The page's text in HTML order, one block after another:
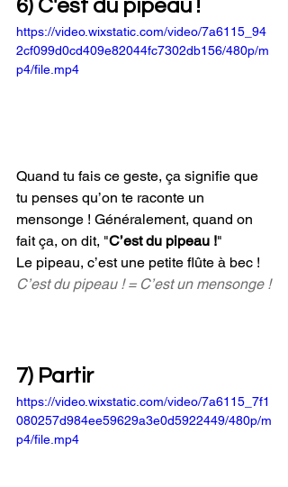
6) C'est du pipeau !
https://video.wixstatic.com/video/7a6115_94
2cf099d0cd409e82044fc7302db156/480p/m
p4/file.mp4
Quand tu fais ce geste, ça signifie que
tu penses qu’on te raconte un
mensonge ! Généralement, quand on
fait ça, on dit, "C’est du pipeau !"
Le pipeau, c’est une petite flûte à bec !
C’est du pipeau ! = C’est un mensonge !
7) Partir
https://video.wixstatic.com/video/7a6115_7f1
080257d984ee59629a3e0d5922449/480p/m
p4/file.mp4